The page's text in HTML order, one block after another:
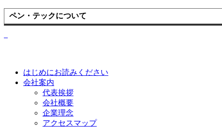
ペン・テックについて
はじめにお読みください
会社案内
代表挨拶
会社概要
企業理念
アクセスマップ